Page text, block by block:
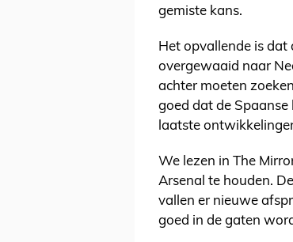
gemiste kans.
Het opvallende is dat
overgewaaid naar
achter moeten
goed dat de Spaanse
laatste
We lezen in The
Arsenal te houden.
vallen er nieuwe
goed in de gaten